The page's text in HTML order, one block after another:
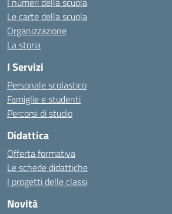
Le carte della scuola
Organizzazione
La storia
I Servizi
Personale scolastico
Famiglie e studenti
Percorsi di studio
Didattica
Offerta formativa
Le schede didattiche
I progetti delle classi
Novità